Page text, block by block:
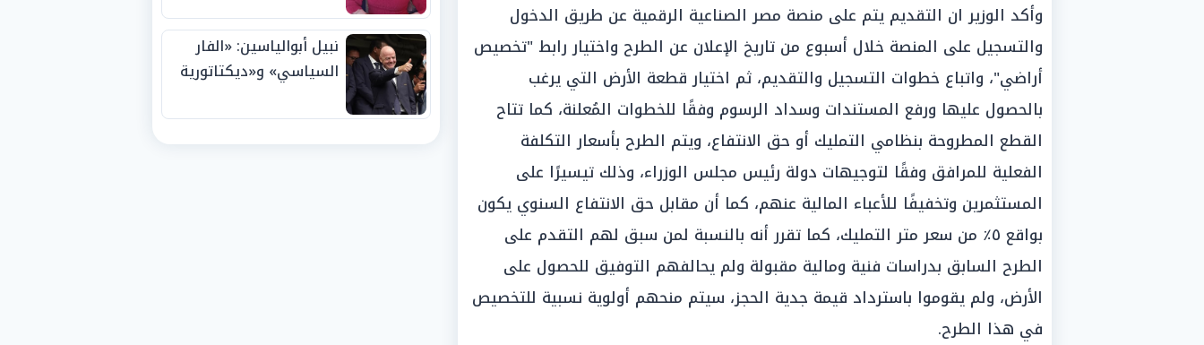
وأكد الوزير ان التقديم يتم على منصة مصر الصناعية الرقمية عن طريق الدخول
والتسجيل على المنصة خلال أسبوع من تاريخ الإعلان عن الطرح واختيار رابط "تخصيص
أراضي"، واتباع خطوات التسجيل والتقديم، ثم اختيار قطعة الأرض التي يرغب
بالحصول عليها ورفع المستندات وسداد الرسوم وفقًا للخطوات المُعلنة، كما تتاح
القطع المطروحة بنظامي التمليك أو حق الانتفاع، ويتم الطرح بأسعار التكلفة
الفعلية للمرافق وفقًا لتوجيهات دولة رئيس مجلس الوزراء، وذلك تيسيرًا على
المستثمرين وتخفيفًا للأعباء المالية عنهم، كما أن مقابل حق الانتفاع السنوي يكون
بواقع ٥٪؜ من سعر متر التمليك، كما تقرر أنه بالنسبة لمن سبق لهم التقدم على
الطرح السابق بدراسات فنية ومالية مقبولة ولم يحالفهم التوفيق للحصول على
الأرض، ولم يقوموا باسترداد قيمة جدية الحجز، سيتم منحهم أولوية نسبية للتخصيص
في هذا الطرح.
الجوائز منذ الصغر
نبيل أبوالياسين: «الفار
السياسي» و«ديكتاتورية
الفيفا».. وإقالة